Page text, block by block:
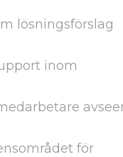
lösningsförslag
inom
för